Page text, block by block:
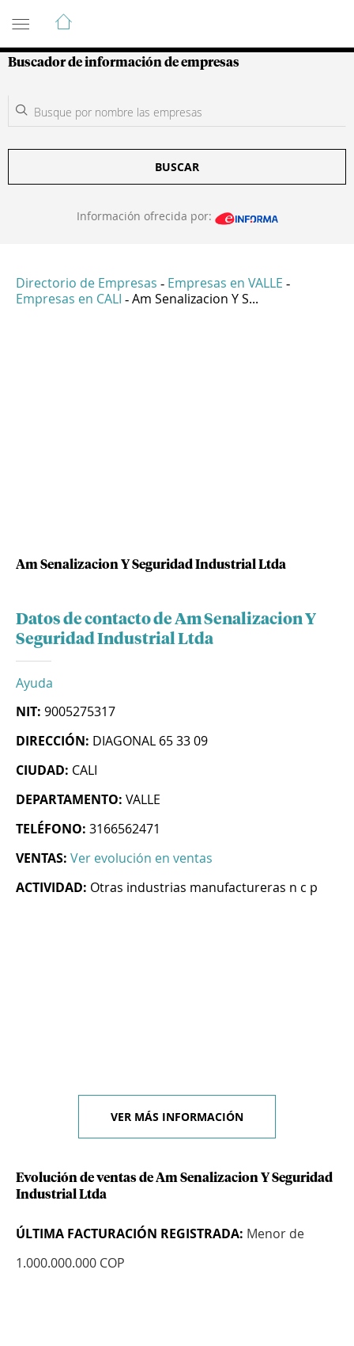
Guía de Empresas Colombianas
Buscador de información de empresas
BUSCAR
Información ofrecida por:
Directorio de Empresas - Empresas en VALLE -
Empresas en CALI - Am Senalizacion Y S...
Am Senalizacion Y Seguridad Industrial Ltda
Datos de contacto de Am Senalizacion Y
Seguridad Industrial Ltda
Ayuda
NIT: 9005275317
DIRECCIÓN: DIAGONAL 65 33 09
CIUDAD: CALI
DEPARTAMENTO: VALLE
TELÉFONO: 3166562471
VENTAS: Ver evolución en ventas
ACTIVIDAD: Otras industrias manufactureras n c p
VER MÁS INFORMACIÓN
Evolución de ventas de Am Senalizacion Y Seguridad
Industrial Ltda
ÚLTIMA FACTURACIÓN REGISTRADA: Menor de
1.000.000.000 COP